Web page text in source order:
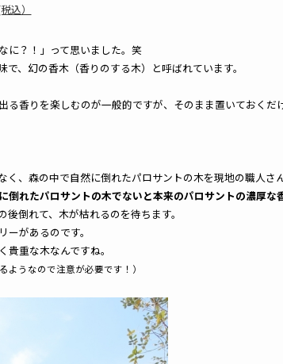
込）
に？！」って思いました。笑
、幻の香木（香りのする木）と呼ばれています。
る香りを楽しむのが一般的ですが、そのまま置いておく
、森の中で自然に倒れたパロサントの木を現地の職人さ
倒れたパロサントの木でないと本来のパロサントの濃厚な
倒れて、木が枯れるのを待ちます。
があるのです。
重な木なんですね。
ようなので注意が必要です！）